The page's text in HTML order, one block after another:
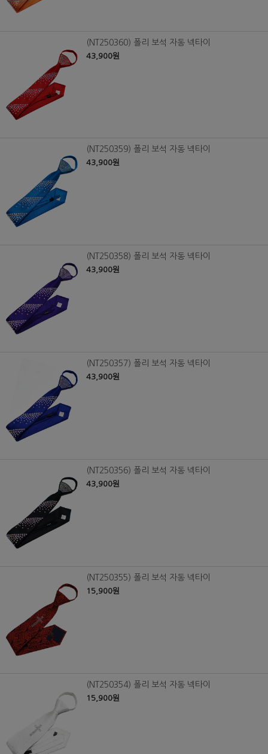
(NT250360) 폴리 보석 자동 넥타이
43,900원
(NT250359) 폴리 보석 자동 넥타이
43,900원
(NT250358) 폴리 보석 자동 넥타이
43,900원
(NT250357) 폴리 보석 자동 넥타이
43,900원
(NT250356) 폴리 보석 자동 넥타이
43,900원
(NT250355) 폴리 보석 자동 넥타이
15,900원
(NT250354) 폴리 보석 자동 넥타이
15,900원